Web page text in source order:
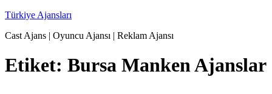
İçeriğe
Türkiye Ajansları
Cast Ajans | Oyuncu Ajansı | Reklam Ajansı
Etiket: Bursa Manken Ajanslar